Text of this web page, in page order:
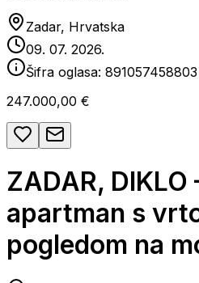
Zadar, Hrvatska
09. 07. 2026.
Šifra oglasa: 891057458803
247.000,00 €
ZADAR,
apartman s
pogledom na